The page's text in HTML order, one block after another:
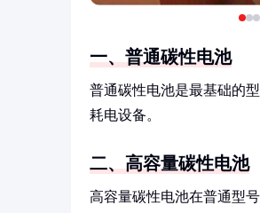
一、普通碳性电池
普通碳性电池是最基础的
耗电设备。
二、高容量碳性电池
高容量碳性电池在普通型